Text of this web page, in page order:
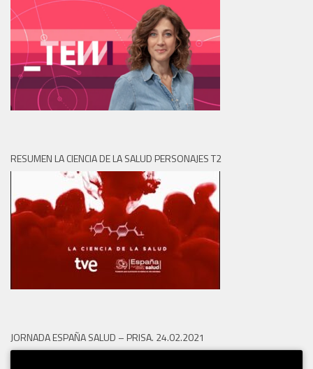
RESUMEN LA CIENCIA DE LA SALUD PERSONAJES T2
JORNADA ESPAÑA SALUD – PRISA. 24.02.2021